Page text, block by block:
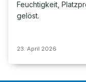
Feuchtigkeit,
gelöst.
23. April 2026